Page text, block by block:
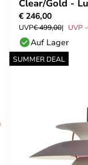
Clear/Gold -
€ 246,00
UVP€ 499,00 UVP
Auf Lager
SUMMER DEAL